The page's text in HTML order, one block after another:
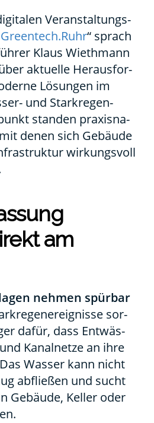
Ver­an­stal­tungs­
“ sprach
Klaus Wieth­mann
aktu­el­le Her­aus­for­
Lösun­gen im
und Stark­re­gen­
stan­den pra­xis­na­
denen sich Gebäu­de
wir­kungs­voll
am
neh­men spür­bar
sor­
dafür, dass Ent­wäs­
Kanal­net­ze an ihre
Was­ser kann nicht
abflie­ßen und sucht
Gebäu­de, Kel­ler oder